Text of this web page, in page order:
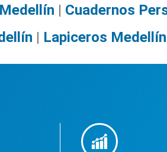
| Cuadernos
| Lapiceros